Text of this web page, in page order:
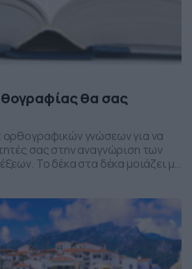
θα σας
ορθογραφικών γνώσεων για να
σας στην αναγνώριση των
Το δέκα στα δέκα μοιάζει με
title=”Κουίζ: Σπάνιες ελληνικές